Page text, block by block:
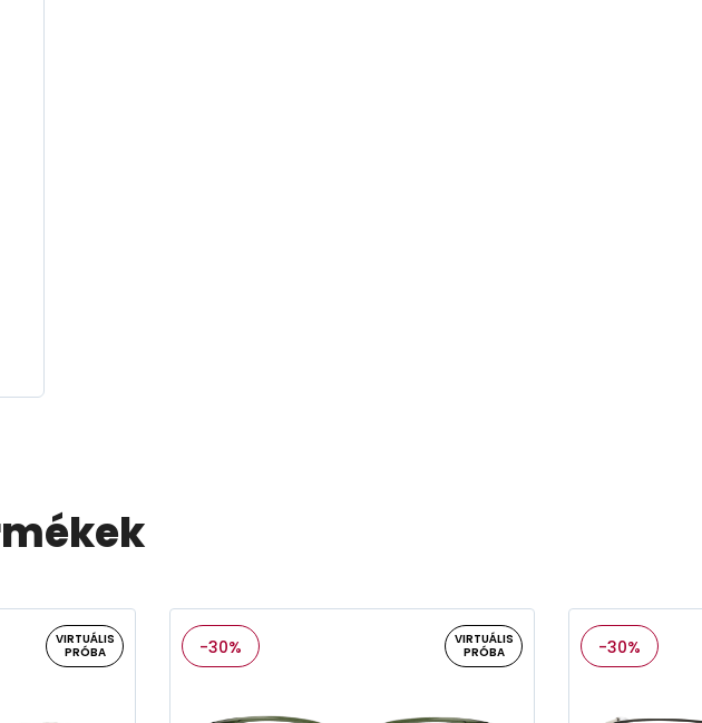
VIRTUÁLIS
PRÓBA
-30%
VIRTUÁLIS
PRÓBA
-30%